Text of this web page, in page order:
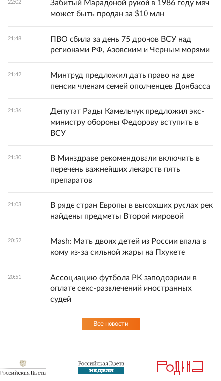
22:02
Забитый Марадоной рукой в 1986 году мяч
может быть продан за $10 млн
21:48
ПВО сбила за день 75 дронов ВСУ над
регионами РФ, Азовским и Черным морями
21:42
Минтруд предложил дать право на две
пенсии членам семей ополченцев Донбасса
21:36
Депутат Рады Камельчук предложил экс-
министру обороны Федорову вступить в
ВСУ
21:30
В Минздраве рекомендовали включить в
перечень важнейших лекарств пять
препаратов
21:03
В ряде стран Европы в высохших руслах рек
найдены предметы Второй мировой
20:52
Mash: Мать двоих детей из России впала в
кому из-за сильной жары на Пхукете
20:51
Ассоциацию футбола РК заподозрили в
оплате секс-развлечений иностранных
судей
Все новости